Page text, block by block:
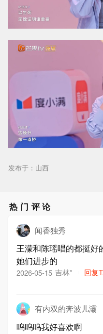
发布于：山西
热门评论
闻香独秀
王濛和陈瑶唱的都挺好
她们进步的
2026-05-15 吉林* 回复
有内双的奔波儿灞
呜呜呜我好喜欢啊